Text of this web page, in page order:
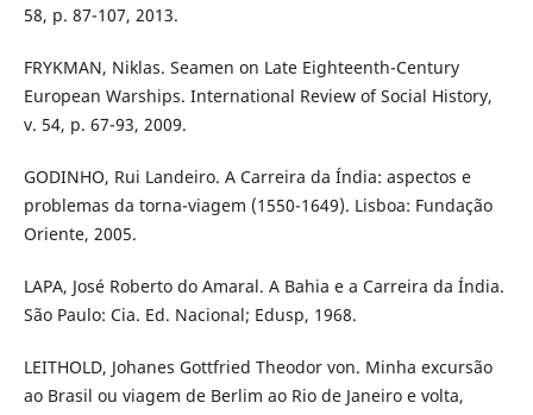
58, p. 87-107, 2013.
FRYKMAN, Niklas. Seamen on Late Eighteenth-Century
European Warships. International Review of Social History,
v. 54, p. 67-93, 2009.
GODINHO, Rui Landeiro. A Carreira da Índia: aspectos e
problemas da torna-viagem (1550-1649). Lisboa: Fundação
Oriente, 2005.
LAPA, José Roberto do Amaral. A Bahia e a Carreira da Índia.
São Paulo: Cia. Ed. Nacional; Edusp, 1968.
LEITHOLD, Johanes Gottfried Theodor von. Minha excursão
ao Brasil ou viagem de Berlim ao Rio de Janeiro e volta,